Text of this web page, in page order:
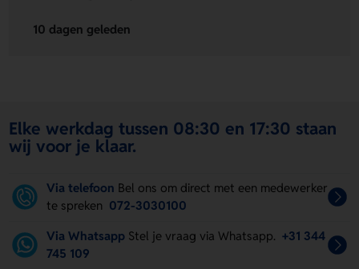
10 dagen geleden
Elke werkdag tussen 08:30 en 17:30 staan
wij voor je klaar.
Via telefoon Bel ons om direct met een medewerker
te spreken 072-3030100
Via Whatsapp Stel je vraag via Whatsapp. +31 344
745 109